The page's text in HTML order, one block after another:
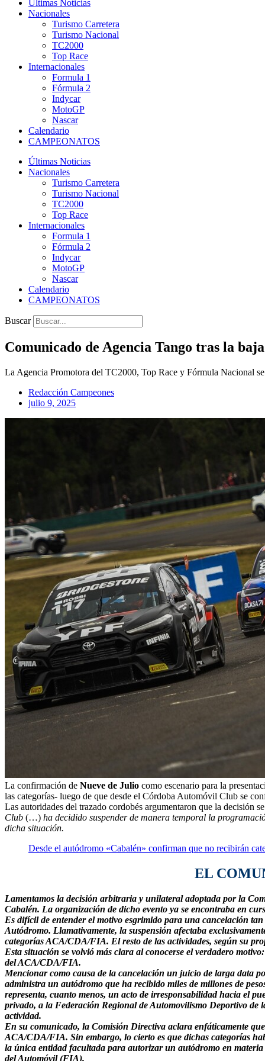
Últimas Noticias
Nacionales
Turismo Carretera
Turismo Nacional
TC2000
Top Race
Internacionales
Formula 1
Fórmula 2
Indycar
MotoGP
Nascar
Calendario
CAMPEONATOS
Últimas Noticias
Nacionales
Turismo Carretera
Turismo Nacional
TC2000
Top Race
Internacionales
Formula 1
Fórmula 2
Indycar
MotoGP
Nascar
Calendario
CAMPEONATOS
Buscar
Comunicado de Agencia Tango tras la
La Agencia Promotora del TC2000, Top Race y Fórmula Nacional
Redacción Campeones
julio 9, 2025
La confirmación de Nueve de Julio como escenario para la
las categorías- luego de que desde el Córdoba Automóvil Club se
Las autoridades del trazado cordobés argumentaron que la decisión
Club (…) ha decidido suspender de manera temporal la
dicha situación.
Desde el autódromo «Cabalén» confirman que no recibirán
EL
Lamentamos la decisión arbitraria y unilateral adoptada por la
Cabalén. La organización de dicho evento ya se encontraba en
Es difícil de entender el motivo esgrimido para una cancelación
Autódromo. Llamativamente, la suspensión afectaba
categorías ACA/CDA/FIA. El resto de las actividades, según su
Esta situación se volvió más clara al conocerse el verdadero
del ACA/CDA/FIA.
Mencionar como causa de la cancelación un juicio de larga data
administra un autódromo que ha recibido miles de millones de
representa, cuanto menos, un acto de irresponsabilidad hacia el
privado, a la Federación Regional de Automovilismo Deportivo
actividad.
En su comunicado, la Comisión Directiva aclara enfáticamente
ACA/CDA/FIA. Sin embargo, lo cierto es que dichas categorías
la única entidad facultada para autorizar un autódromo en
del Automóvil (FIA).